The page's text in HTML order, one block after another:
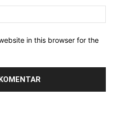
in this browser for the